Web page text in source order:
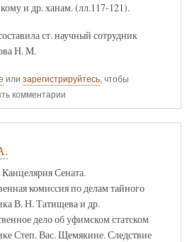
и др. ханам. (лл.117-121).
ст. научный сотрудник
Н. М.
или зарегистрируйтесь, чтобы
комментарии
Сената.
комиссия по делам тайного
В. Н. Татищева и др.
дело об уфимском статском
Степ. Вас. Щемякине. Следствие